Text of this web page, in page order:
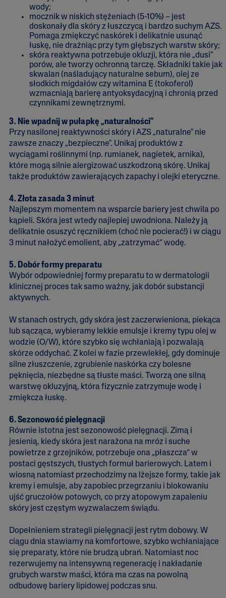
wody;
mocznik w niskich stężeniach (5-10%) – jest
doskonały dla skóry z łuszczycą i bardzo suchym AZS.
Pomaga zmiękczyć naskórek i delikatnie usunąć
łuskę, nie drażniąc przy tym głębszych warstw skóry;
skóra reaktywna potrzebuje okluzji, która nie „dusi"
porów, ale tworzy ochronną tarczę. Składniki takie jak
skwalan (naśladujący naturalne sebum), olej ze
słodkich migdałów czy witamina E (tokoferol)
wzmacniają barierę antyoksydacyjną i chronią przed
czynnikami zewnętrznymi.
3. Nie wpadnij w pułapkę „naturalności"
Przy nasilonej reaktywności skóry i AZS „naturalne" nie
zawsze znaczy „bezpieczne". Unikaj produktów z
wyciągami roślinnymi (np. rumianek, nagietek, arnika),
które mogą silnie alergizować uszkodzoną skórę. Unikaj
także produktów zawierających zapachy i olejki eteryczne.
4. Złota zasada 3 minut
Najlepszym momentem na wsparcie bariery jest chwila po
kąpieli. Skóra jest wtedy najlepiej uwodniona. Należy ją
delikatnie osuszyć ręcznikiem (choć nie pocierać!) i w ciągu
3 minut nałożyć emolient, aby „zatrzymać” wodę.
5. Dobór formy preparatu
Wybór odpowiedniej formy preparatu to w dermatologii
klinicznej proces tak samo ważny, jak dobór substancji
aktywnych.
W stanach ostrych, gdy skóra jest zaczerwieniona, piekąca
lub sącząca, wybieramy lekkie emulsje i kremy typu olej w
wodzie (O/W), które szybko się wchłaniają i pozwalają
skórze oddychać. Z kolei w fazie przewlekłej, gdy dominuje
silne złuszczenie, zgrubienie naskórka czy bolesne
pęknięcia, niezbędne są tłuste maści. Tworzą one silną
warstwę okluzyjną, która fizycznie zatrzymuje wodę i
zmiękcza łuskę.
6. Sezonowość pielęgnacji
Równie istotna jest sezonowość pielęgnacji. Zimą i
jesienią, kiedy skóra jest narażona na mróz i suche
powietrze z grzejników, potrzebuje ona „płaszcza” w
postaci gęstszych, tłustych formuł barierowych. Latem i
wiosną natomiast przechodzimy na lżejsze formy, takie jak
kremy i emulsje, aby zapobiec przegrzaniu i blokowaniu
ujść gruczołów potowych, co przy atopowym zapaleniu
skóry jest częstym wyzwalaczem świądu.
Dopełnieniem strategii pielęgnacji jest rytm dobowy. W
ciągu dnia stawiamy na komfortowe, szybko wchłaniające
się preparaty, które nie brudzą ubrań. Natomiast noc
rezerwujemy na intensywną regenerację i nakładanie
grubych warstw maści, która ma czas na powolną
odbudowę bariery lipidowej podczas snu.